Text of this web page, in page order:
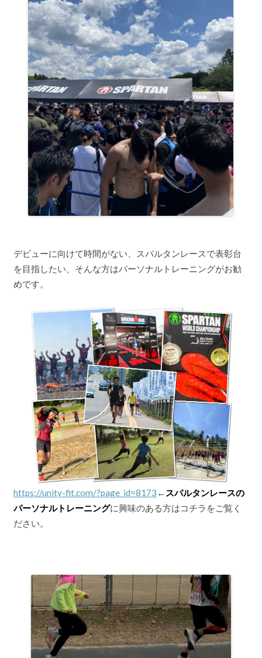
デビューに向けて時間がない、スパルタンレースで表彰台
を目指したい、そんな方はパーソナルトレーニングがお勧
めです。
https://unity-fit.com/?page_id=8173 ← スパルタンレースの
パーソナルトレーニングに興味のある方はコチラをご覧く
ださい。